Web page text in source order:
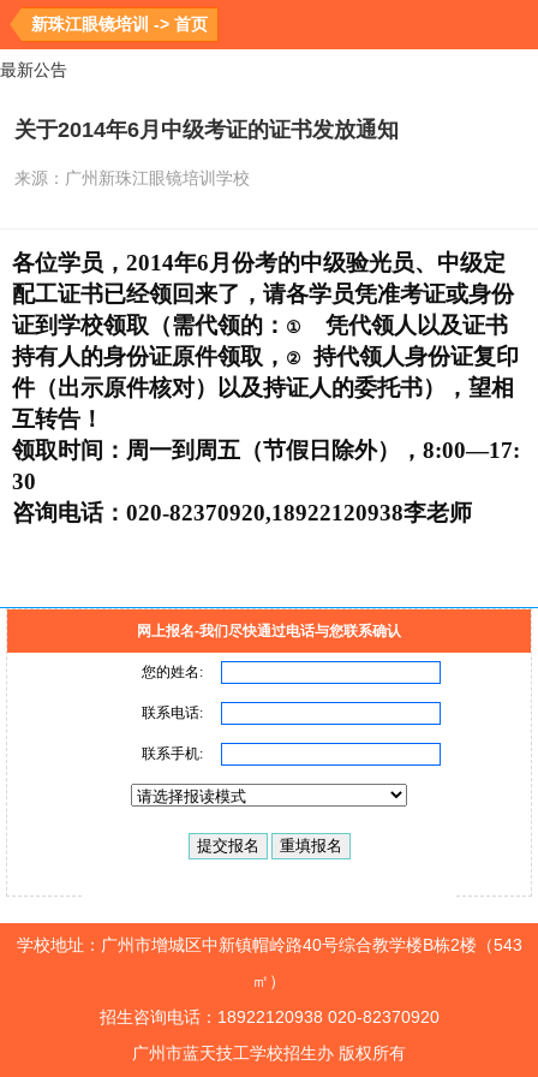
新珠江眼镜培训 -> 首页
最新公告
关于2014年6月中级考证的证书发放通知
来源： 广州新珠江眼镜培训学校
各位学员，2014年6月份考的中级验光员、中级定
配工证书已经领回来了，请各学员凭准考证或身份
证到学校领取（需代领的： ①
凭代领人以及证书
持有人的身份证原件领取， ②
持代领人身份证复印
件（出示原件核对）以及持证人的委托书）， 望相
互转告！
领取时间：周一到周五（节假日除外），8:00—17:
30
咨询电话：020-82370920,18922120938李老师
网上报名-我们尽快通过电话与您联系确认
学校地址：广州市增城区中新镇帽岭路40号综合教学楼B栋2楼（543
㎡）
招生咨询电话：18922120938 020-82370920
广州市蓝天技工学校招生办 版权所有